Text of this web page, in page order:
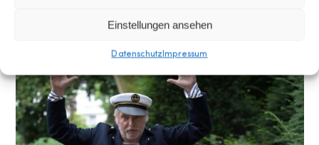
Einstellungen ansehen
DatenschutzImpressum